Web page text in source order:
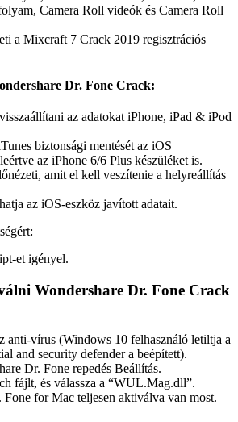
Camera Roll videók és Camera Roll
a Mixcraft 7 Crack 2019 regisztrációs
Dr. Fone Crack:
az adatokat iPhone, iPad & iPod
biztonsági mentését az iOS
az iPhone 6/6 Plus készüléket is.
amit el kell veszítenie a helyreállítás
az iOS-eszköz javított adatait.
et igényel.
Wondershare Dr. Fone Crack
anti-vírus (Windows 10 felhasználó letiltja a
and security defender a beépített).
Dr. Fone repedés Beállítás.
fájlt, és válassza a “WUL.Mag.dll”.
Fone for Mac teljesen aktiválva van most.